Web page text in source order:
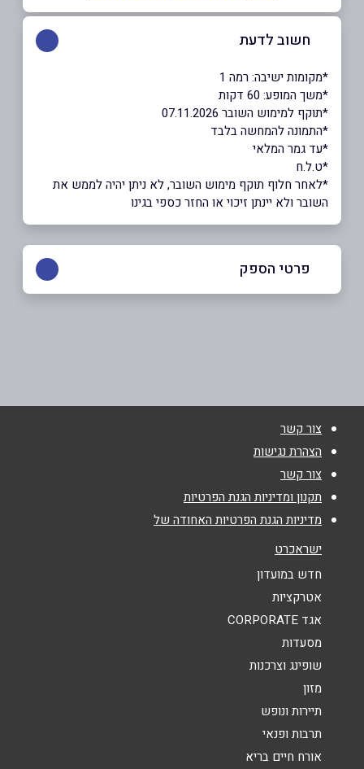
חשוב לדעת
*מקומות ישיבה: רמה 1
*משך המופע: 60 דקות
*תוקף למימוש השובר 07.11.2026
*התמונה להמחשה בלבד
*עד גמר המלאי
*ט.ל.ח
*לאחר חלוף תוקף מימוש השובר, לא ניתן יהיה לממש את
השובר ולא יינתן זיכוי או החזר כספי בגינו
פרטי הספק
שם מלא
טלפון*
נושא*
אנא חזרו אלי בקשר ל...
הודעה*
צור קשר
הצהרת נגישות
צור קשר
תקנון ומדיניות הגנת הפרטיות
מדיניות הגנת הפרטיות האחודה של
ישראכרט
חדש במועדון
אטרקציות
אגד CORPORATE
מסעדות
שופינג וצרכנות
מזון
תיירות ונופש
תרבות ופנאי
אורח חיים בריא